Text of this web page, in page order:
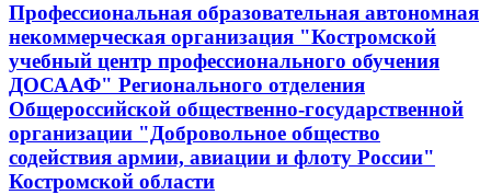
Профессиональная образовательная автономная
некоммерческая организация "Костромской
учебный центр профессионального обучения
ДОСААФ" Регионального отделения
Общероссийской общественно-государственной
организации "Добровольное общество
содействия армии, авиации и флоту России"
Костромской области